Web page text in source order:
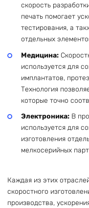
скорость
печать помогает
тестирования, а
отдельных
Медицина:
используется для
имплантатов,
Технология
которые точно
Электроника: В
используется для
изготовления
мелкосерийных
Каждая из этих
скоростного
производства,